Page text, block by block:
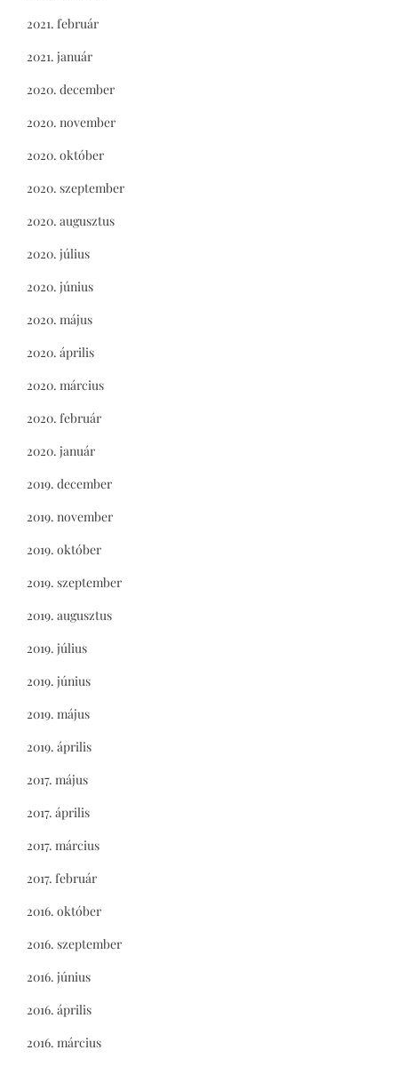
2021. február
2021. január
2020. december
2020. november
2020. október
2020. szeptember
2020. augusztus
2020. július
2020. június
2020. május
2020. április
2020. március
2020. február
2020. január
2019. december
2019. november
2019. október
2019. szeptember
2019. augusztus
2019. július
2019. június
2019. május
2019. április
2017. május
2017. április
2017. március
2017. február
2016. október
2016. szeptember
2016. június
2016. április
2016. március